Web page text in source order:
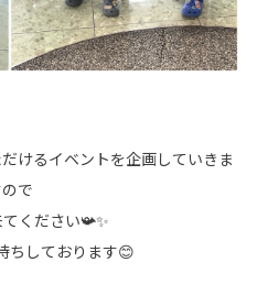
けるイベントを企画していきま
で
ください📯✨
ちしております😊